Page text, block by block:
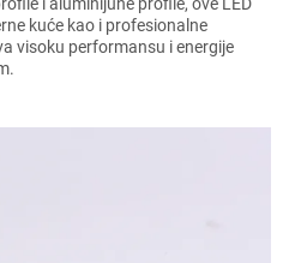
kuće kao i profesionalne
visoku performansu i energije